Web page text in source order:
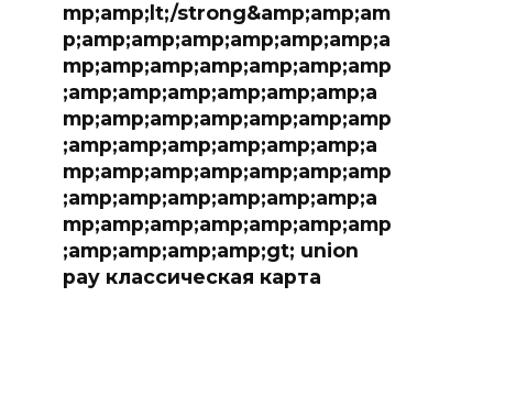
mp;amp;lt;/strong&amp;amp;am
p;amp;amp;amp;amp;amp;amp;a
mp;amp;amp;amp;amp;amp;amp
;amp;amp;amp;amp;amp;amp;a
mp;amp;amp;amp;amp;amp;amp
;amp;amp;amp;amp;amp;amp;a
mp;amp;amp;amp;amp;amp;amp
;amp;amp;amp;amp;amp;amp;a
mp;amp;amp;amp;amp;amp;amp
;amp;amp;amp;amp;gt; union
pay классическая карта